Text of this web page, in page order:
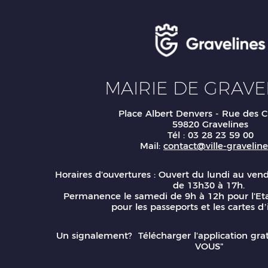
MAIRIE DE
Place Albert Denvers - Rue des
59820 Gravelines
Tél : 03 28 23 59 00
Mail: contact@ville-
Horaires d'ouvertures : Ouvert du lundi au
de 13h30 à 17h.
Permanence le samedi de 9h à 12h pour
pour les passeports et les cartes
Un signalement? Télécharger l'application
VOUS"